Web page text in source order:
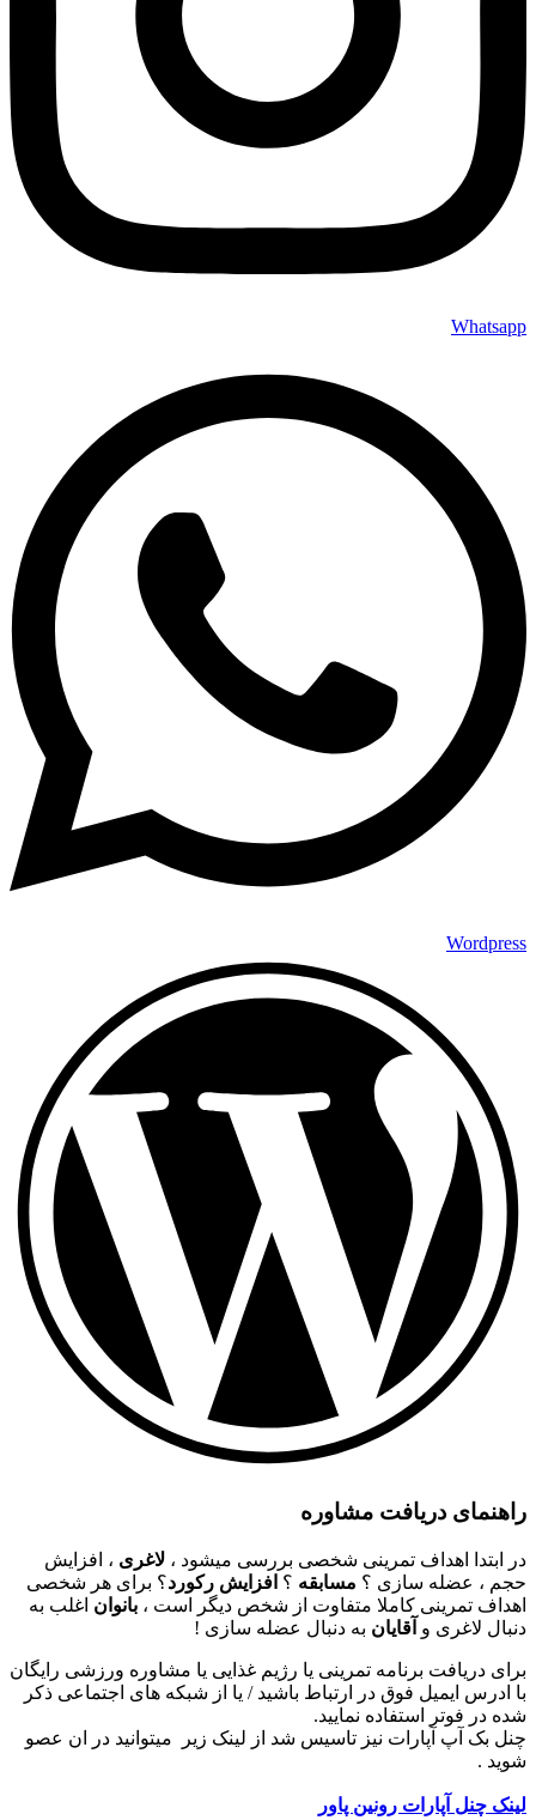
Whatsapp
Wordpress
راهنمای دریافت مشاوره
در ابتدا اهداف تمرینی شخصی بررسی میشود ، لاغری ، افزایش
حجم ، عضله سازی ؟ مسابقه ؟ افزایش رکورد؟ برای هر شخصی
اهداف تمرینی کاملا متفاوت از شخص دیگر است ، بانوان اغلب به
دنبال لاغری و آقایان به دنبال عضله سازی !
برای دریافت برنامه تمرینی یا رژیم غذایی یا مشاوره ورزشی رایگان
با ادرس ایمیل فوق در ارتباط باشید / یا از شبکه های اجتماعی ذکر
شده در فوتر استفاده نمایید.
چنل بک آپ آپارات نیز تاسیس شد از لینک زیر میتوانید در ان عصو
شوید .
لینک چنل آپارات رونین پاور